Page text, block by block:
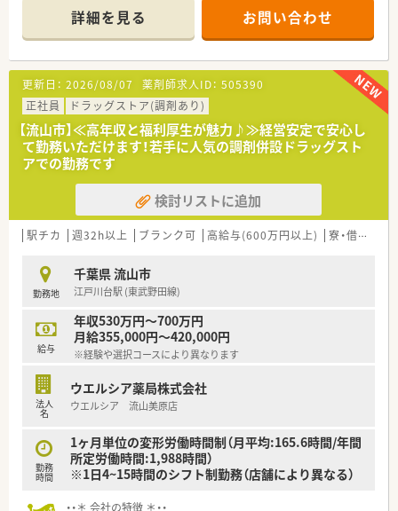
頑張り次第で高給与も可能！
■経験や勤務コースによりますが、経験の少ない方でも500万前
半スタートと業界TOP水準！
■職種や職域に合わせ、豊富な社内研修や外部組織と連携した研
修を用意されています
■薬剤師が中心の会社だからこそ活躍できるキャリアパスが多
種多様に用意されています。
■店舗拡大に伴い、エリアマネジャーや営業部長等のマネジメン
トのポジションも増えます。
■在宅や教育等の専門性を活かせるスペシャリストを目指すこ
とも可能です。
■その他にも、管理部門や商品部門等の本社スタッフなど活動領
域は多種多様です。
■在宅実施店舗は年々増加しており、在宅医療へもしっかりと関
わる事ができます。
時短勤務ができるよう変更予定です。
■年間休日が120日とワークライフバランスが整っています
■日用品から常備薬まで、従業員割引制度など嬉しいメリットも
たくさんあります！
詳細を見る お問い合わせ
更新日： 2026/08/07 薬剤師求人ID： 505390
正社員
ドラッグストア(調剤あり)
【流山市】≪高年収と福利厚生が魅力♪≫経営安定で安心し
て勤務いただけます！若手に人気の調剤併設ドラッグスト
アでの勤務です
検討リストに追加
駅チカ 週32h以上 ブランク可 高給与(600万円以上) 寮・借上社宅あり
勤務地
千葉県 流山市
江戸川台駅 (東武野田線)
給与
年収530万円～700万円
月給355,000円～420,000円
※経験や選択コースにより異なります
法人
名
ウエルシア薬局株式会社
ウエルシア 流山美原店
勤務
時間
1ヶ月単位の変形労働時間制（月平均:165.6時間/年間
所定労働時間:1,988時間）
※1日4~15時間のシフト制勤務（店舗により異なる）
・・＊ 会社の特徴 ＊・・